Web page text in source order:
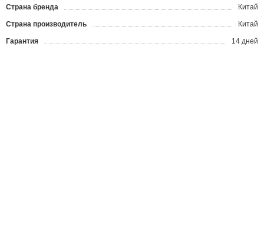
Страна бренда Китай
Страна производитель Китай
Гарантия 14 дней